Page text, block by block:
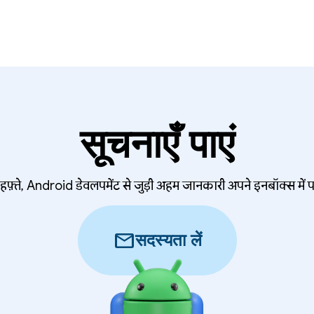
सूचनाएँ पाएं
Android डेवलपमेंट से जुड़ी अहम जानकारी अपने इनबॉक्स में
mailसदस्यता लें